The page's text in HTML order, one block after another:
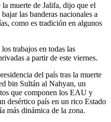
muerte de Jalifa, dijo que el
las banderas nacionales a
como es tradición en algunos
trabajos en todas las
a partir de este viernes.
del país tras la muerte
bin Sultán al Nahyan, un
que componen los EAU y
desértico país en un rico Estado
más dinámica de la zona.